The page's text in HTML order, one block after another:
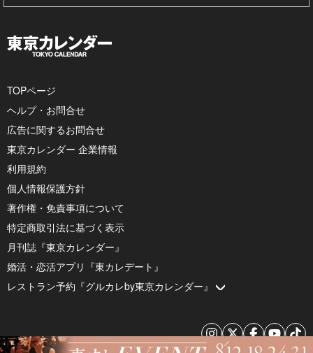
TOPページ
ヘルプ・お問合せ
広告に関するお問合せ
東京カレンダー 企業情報
利用規約
個人情報保護方針
著作権・免責事項について
特定商取引法に基づく表示
月刊誌『東京カレンダー』
婚活・恋活アプリ『東カレデート』
レストラン予約『グルカレby東京カレンダー』